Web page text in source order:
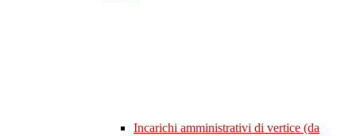
Incarichi amministrativi di vertice (da